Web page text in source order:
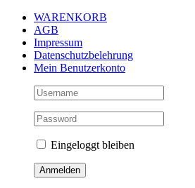
Zum
Inhalt
springen
WARENKORB
AGB
Impressum
Datenschutzbelehrung
Mein Benutzerkonto
Eingeloggt bleiben